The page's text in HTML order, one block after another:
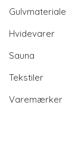
Gulvmateriale
Hvidevarer
Sauna
Tekstiler
Varemærker